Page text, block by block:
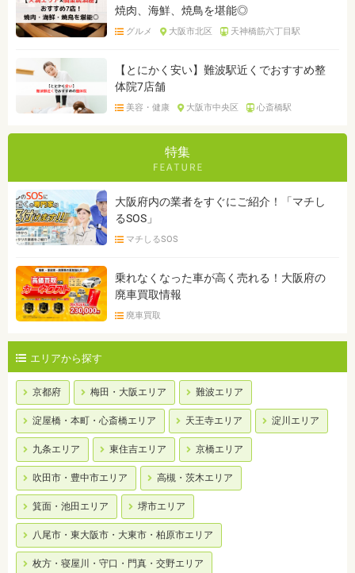
焼肉、海鮮、焼鳥を堪能◎
グルメ 大阪市北区 天神橋筋六丁目駅
【とにかく安い】難波駅近くでおすすめ整
体院7店舗
美容・健康 大阪市中央区 心斎橋駅
特集
大阪府内の業者をすぐにご紹介！「マチし
るSOS」
マチしるSOS
乗れなくなった車が高く売れる！大阪府の
廃車買取情報
廃車買取
エリアから探す
京都府 梅田・大阪エリア 難波エリア
淀屋橋・本町・心斎橋エリア 天王寺エリア 淀川エリア
九条エリア 東住吉エリア 京橋エリア
吹田市・豊中市エリア 高槻・茨木エリア
箕面・池田エリア 堺市エリア
八尾市・東大阪市・大東市・柏原市エリア
枚方・寝屋川・守口・門真・交野エリア